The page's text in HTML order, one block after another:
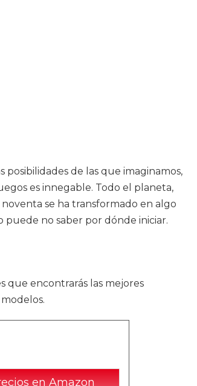
de las que imaginamos,
es innegable. Todo el planeta,
se ha transformado en algo
puede no saber por dónde iniciar.
que encontrarás las mejores
en Amazon